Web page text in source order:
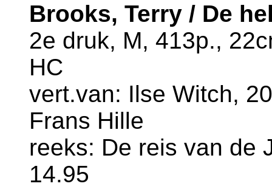
Brooks, Terry / De
2e druk, M, 413p.,
HC
vert.van: Ilse Witch,
Frans Hille
reeks: De reis van de
14.95